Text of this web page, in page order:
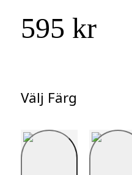
595 kr
Välj Färg
Välj Färg